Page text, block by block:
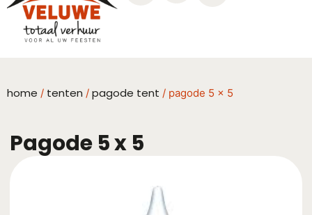
home / tenten / pagode tent / pagode 5 x 5
Pagode 5 x 5